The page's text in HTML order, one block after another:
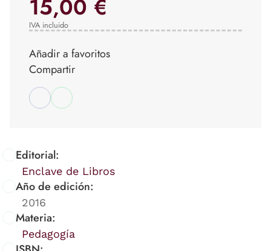
Editorial:
Enclave de Libros
Año de edición:
2016
Materia:
Pedagogía
15,00 €
IVA incluido
Añadir a favoritos
Compartir